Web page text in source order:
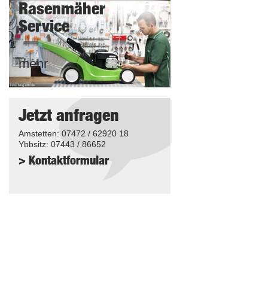
Rasenmäher
Service
mehr
Jetzt anfragen
Amstetten: 07472 / 62920 18
Ybbsitz: 07443 / 86652
> Kontaktformular